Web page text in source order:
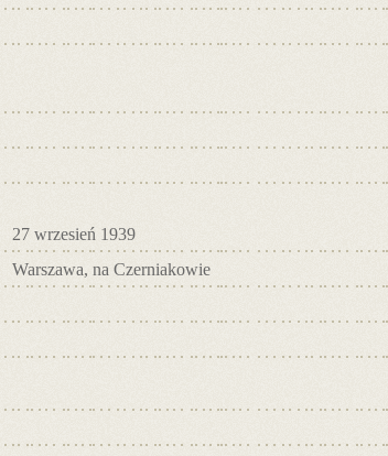
27 wrzesień 1939
Warszawa, na Czerniakowie